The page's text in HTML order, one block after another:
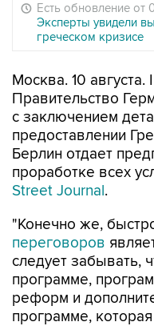
Есть обновление от
Эксперты увидели
греческом кризисе
Москва. 10 августа.
Правительство
с заключением
предоставлении
Берлин отдает
проработке всех
Street Journal.
"Конечно же,
переговоров
следует забывать,
программе,
реформ и
программе,